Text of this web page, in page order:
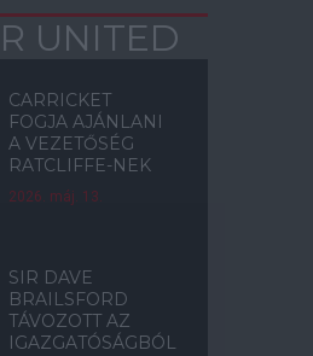
UNITED
CARRICKET
FOGJA AJÁNLANI
A VEZETŐSÉG
RATCLIFFE-NEK
2026. máj. 13.
SIR DAVE
BRAILSFORD
TÁVOZOTT AZ
IGAZGATÓSÁGBÓL